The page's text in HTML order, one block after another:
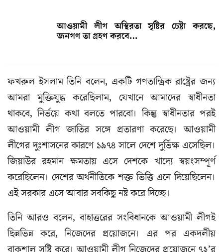
আওয়ামী লীগ অস্থিরতা সৃষ্টির চেষ্টা করছে,
জনগণ তা গ্রহণ করবে…
ফখরুল ইসলাম তিনি বলেন, একটি গণতান্ত্রিক রাষ্ট্রের জন্য
আমরা মুক্তিযুদ্ধ করেছিলাম, যেখানে আমাদের স্বাধীনতা
থাকবে, নির্ভয়ে কথা বলতে পারবো। কিন্তু স্বাধীনতার পরই
আওয়ামী লীগ জাতির সঙ্গে প্রতারণা করেছে। আওয়ামী
লীগের দুঃশাসনের কারণে ১৯৭৪ সালে দেশে দুর্ভিক্ষ এসেছিল।
জিয়াউর রহমান ক্ষমতায় এসে দেশকে খাদ্যে স্বয়ংসম্পূর্ণ
করেছিলেন। দেশের অর্থনীতিকে শক্ত ভিত্তি এনে দিয়েছিলেন।
এই সরকার এসে আবার সবকিছু নষ্ট করে দিচ্ছে।
তিনি আরও বলেন, বাহাত্তরের সংবিধানকে আওয়ামী লীগই
ছিন্নভিন্ন করে, নিজেদের প্রয়োজনে। এর পর একদলীয়